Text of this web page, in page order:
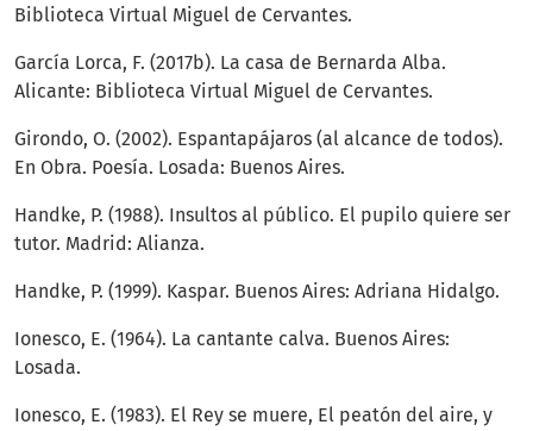
Biblioteca Virtual Miguel de Cervantes.
García Lorca, F. (2017b). La casa de Bernarda Alba.
Alicante: Biblioteca Virtual Miguel de Cervantes.
Girondo, O. (2002). Espantapájaros (al alcance de todos).
En Obra. Poesía. Losada: Buenos Aires.
Handke, P. (1988). Insultos al público. El pupilo quiere ser
tutor. Madrid: Alianza.
Handke, P. (1999). Kaspar. Buenos Aires: Adriana Hidalgo.
Ionesco, E. (1964). La cantante calva. Buenos Aires:
Losada.
Ionesco, E. (1983). El Rey se muere, El peatón del aire, y